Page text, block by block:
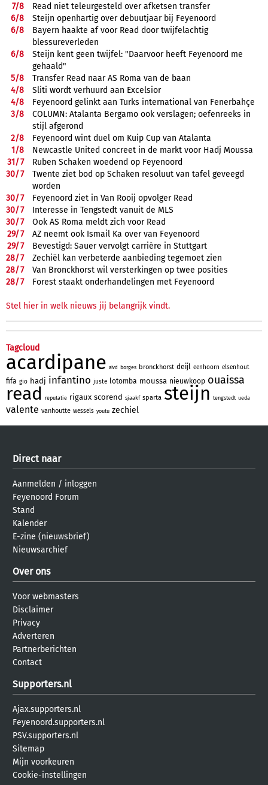
7/8
Read niet teleurgesteld over afketsen transfer
6/8
Steijn openhartig over debuutjaar bij Feyenoord
6/8
Bayern haakte af voor Read door twijfelachtig
blessureverleden
6/8
Steijn kent geen twijfel: "Daarvoor heeft Feyenoord me
gehaald"
5/8
Transfer Read naar AS Roma van de baan
4/8
Sliti wordt verhuurd aan Excelsior
4/8
Feyenoord gelinkt aan Turks international van Fenerbahçe
3/8
COLUMN: Atalanta Bergamo ook verslagen; oefenreeks in
stijl afgerond
2/8
Feyenoord wint duel om Kuip Cup van Atalanta
1/8
Newcastle United concreet in de markt voor Hadj Moussa
31/7
Ruben Schaken woedend op Feyenoord
30/7
Twente ziet bod op Schaken resoluut van tafel geveegd
worden
30/7
Feyenoord ziet in Van Rooij opvolger Read
30/7
Interesse in Tengstedt vanuit de MLS
30/7
Ook AS Roma meldt zich voor Read
29/7
AZ neemt ook Ismail Ka over van Feyenoord
29/7
Bevestigd: Sauer vervolgt carrière in Stuttgart
28/7
Zechiël kan verbeterde aanbieding tegemoet zien
28/7
Van Bronckhorst wil versterkingen op twee posities
28/7 Forest staakt onderhandelingen met Feyenoord
Stel hier in welk nieuws jij belangrijk vindt.
Tagcloud
acardipane aivd borges bronckhorst deijl eenhoorn elsenhout
fifa gio hadj infantino juste lotomba moussa nieuwkoop ouaissa
read reputatie rigaux scorend sjaakf sparta steijn tengstedt ueda
valente vanhoutte wessels youtu zechiel
Direct naar
Aanmelden / inloggen
Feyenoord Forum
Stand
Kalender
E-zine (nieuwsbrief)
Nieuwsarchief
Over ons
Voor webmasters
Disclaimer
Privacy
Adverteren
Partnerberichten
Contact
Supporters.nl
Ajax.supporters.nl
Feyenoord.supporters.nl
PSV.supporters.nl
Sitemap
Mijn voorkeuren
Cookie-instellingen